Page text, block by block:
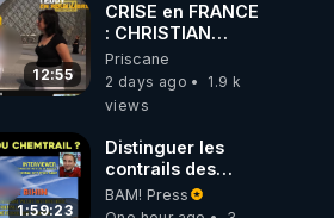
12:55
CRISE en FRANCE
: CHRISTIAN
COTTEN FAIT une
étrange
découverte
Priscane
2 days ago
1.9 k
views
1:59:23
Distinguer les
contrails des
chemtrails par
Bernadette Bihin
BAM! Press